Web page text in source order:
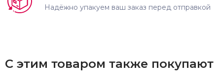
Надёжно упакуем ваш заказ перед отправкой
С этим товаром также покупают